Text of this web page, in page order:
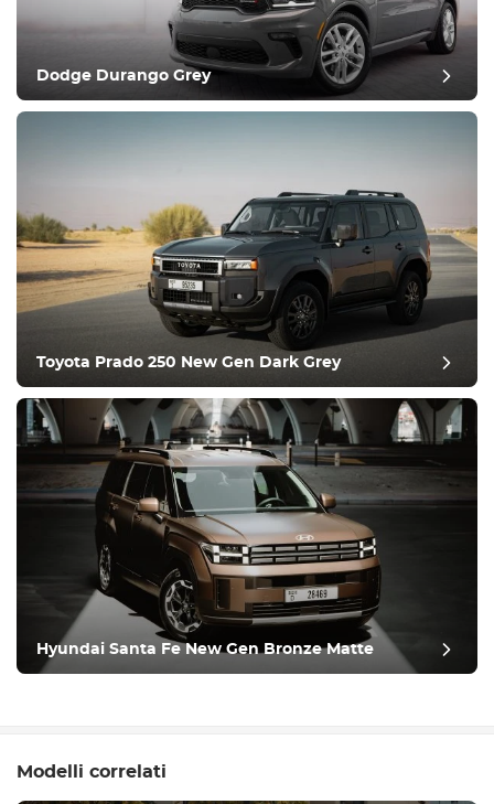
recensione del post
Dodge Durango Grey
Toyota Prado 250 New Gen Dark Grey
Hyundai Santa Fe New Gen Bronze Matte
Modelli correlati